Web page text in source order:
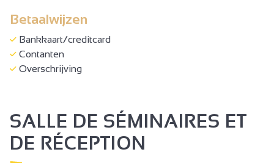
Betaalwijzen
Bankkaart/creditcard
Contanten
Overschrijving
SALLE DE SÉMINAIRES ET
DE RÉCEPTION